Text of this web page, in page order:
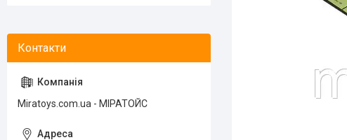
Miratoys.com.ua - МІРАТОЙС